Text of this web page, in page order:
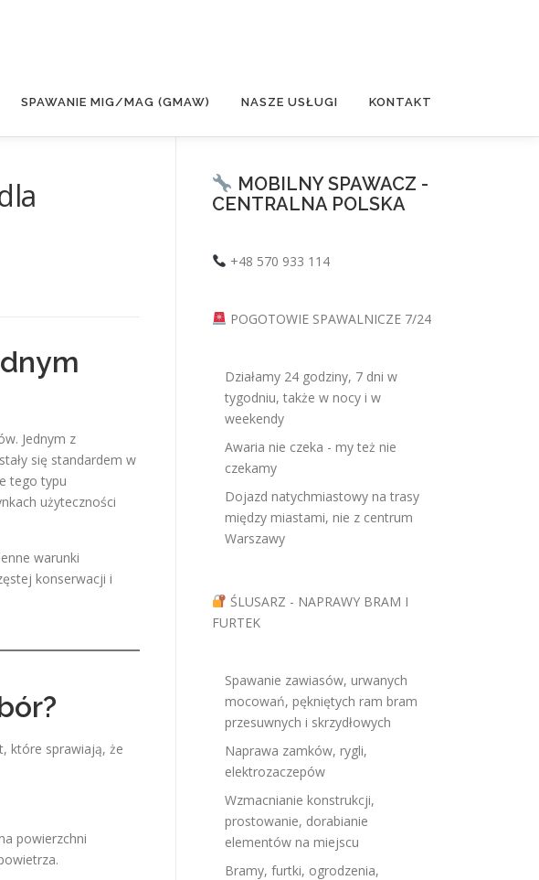
SPAWANIE MIG/MAG (GMAW) NASZE USŁUGI KONTAKT
Jednym z
się standardem w
tego typu
użyteczności
warunki
konserwacji i
które sprawiają, że
powierzchni
MOBILNY SPAWACZ -
CENTRALNA POLSKA
+48 570 933 114
POGOTOWIE SPAWALNICZE 7/24
Działamy 24 godziny, 7 dni w
tygodniu, także w nocy i w
weekendy
Awaria nie czeka - my też nie
czekamy
Dojazd natychmiastowy na trasy
między miastami, nie z centrum
Warszawy
ŚLUSARZ - NAPRAWY BRAM I
FURTEK
Spawanie zawiasów, urwanych
mocowań, pękniętych ram bram
przesuwnych i skrzydłowych
Naprawa zamków, rygli,
elektrozaczepów
Wzmacnianie konstrukcji,
prostowanie, dorabianie
elementów na miejscu
Bramy, furtki, ogrodzenia,